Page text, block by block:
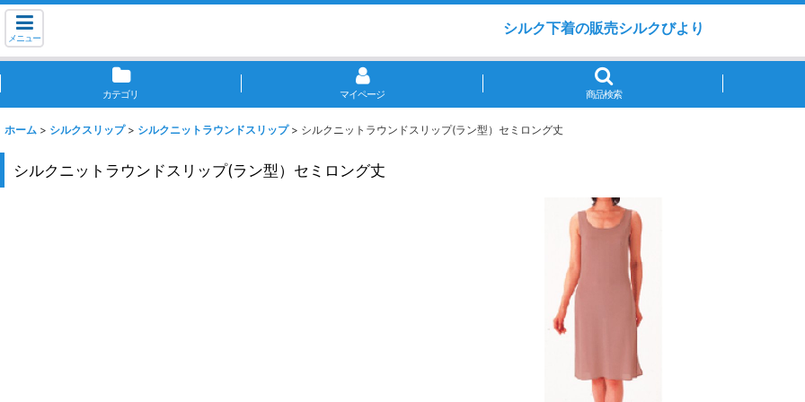
メニュー
シルク下着の販売シルクびより
カテゴリ マイページ 商品検索
ホーム > シルクスリップ > シルクニットラウンドスリップ > シルクニットラウンドスリップ(ラン型）セミロング丈
シルクニットラウンドスリップ(ラン型）セミロング丈